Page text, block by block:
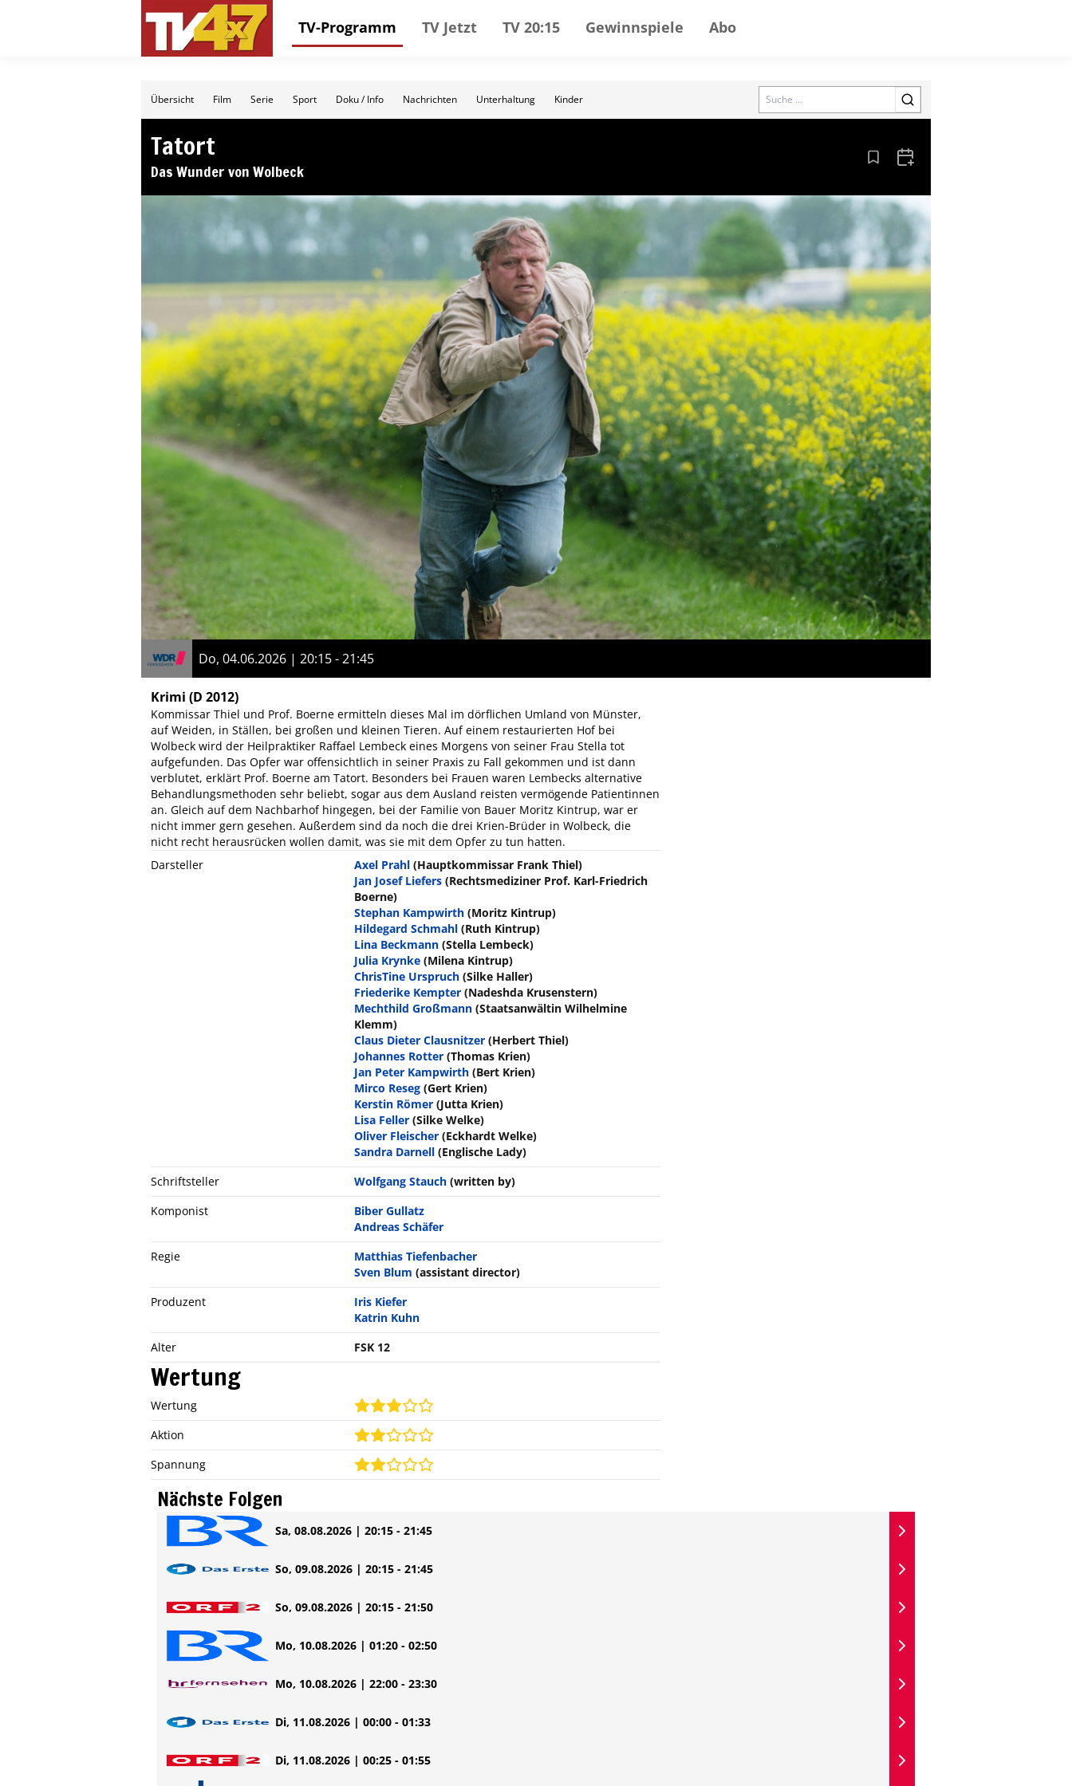
TV-Programm TV Jetzt TV 20:15 Gewinnspiele Abo
Übersicht Film Serie Sport Doku / Info Nachrichten Unterhaltung Kinder Search
Tatort
Das Wunder von Wolbeck Aus den Lesezeichen entfernen
Zum Kalender hinzufügen
Do, 04.06.2026 | 20:15 - 21:45
Krimi (D 2012)
Kommissar Thiel und Prof. Boerne ermitteln dieses Mal im dörflichen Umland von Münster,
auf Weiden, in Ställen, bei großen und kleinen Tieren. Auf einem restaurierten Hof bei
Wolbeck wird der Heilpraktiker Raffael Lembeck eines Morgens von seiner Frau Stella tot
aufgefunden. Das Opfer war offensichtlich in seiner Praxis zu Fall gekommen und ist dann
verblutet, erklärt Prof. Boerne am Tatort. Besonders bei Frauen waren Lembecks alternative
Behandlungsmethoden sehr beliebt, sogar aus dem Ausland reisten vermögende Patientinnen
an. Gleich auf dem Nachbarhof hingegen, bei der Familie von Bauer Moritz Kintrup, war er
nicht immer gern gesehen. Außerdem sind da noch die drei Krien-Brüder in Wolbeck, die
nicht recht herausrücken wollen damit, was sie mit dem Opfer zu tun hatten.
Darsteller
Axel Prahl (Hauptkommissar Frank Thiel)
Jan Josef Liefers (Rechtsmediziner Prof. Karl-Friedrich
Boerne)
Stephan Kampwirth (Moritz Kintrup)
Hildegard Schmahl (Ruth Kintrup)
Lina Beckmann (Stella Lembeck)
Julia Krynke (Milena Kintrup)
ChrisTine Urspruch (Silke Haller)
Friederike Kempter (Nadeshda Krusenstern)
Mechthild Großmann (Staatsanwältin Wilhelmine
Klemm)
Claus Dieter Clausnitzer (Herbert Thiel)
Johannes Rotter (Thomas Krien)
Jan Peter Kampwirth (Bert Krien)
Mirco Reseg (Gert Krien)
Kerstin Römer (Jutta Krien)
Lisa Feller (Silke Welke)
Oliver Fleischer (Eckhardt Welke)
Sandra Darnell (Englische Lady)
Schriftsteller
Wolfgang Stauch (written by)
Komponist
Biber Gullatz
Andreas Schäfer
Regie
Matthias Tiefenbacher
Sven Blum (assistant director)
Produzent
Iris Kiefer
Katrin Kuhn
Alter
FSK 12
Wertung
Wertung
Aktion
Spannung
Nächste Folgen
Sa, 08.08.2026 | 20:15 - 21:45
So, 09.08.2026 | 20:15 - 21:45
So, 09.08.2026 | 20:15 - 21:50
Mo, 10.08.2026 | 01:20 - 02:50
Mo, 10.08.2026 | 22:00 - 23:30
Di, 11.08.2026 | 00:00 - 01:33
Di, 11.08.2026 | 00:25 - 01:55